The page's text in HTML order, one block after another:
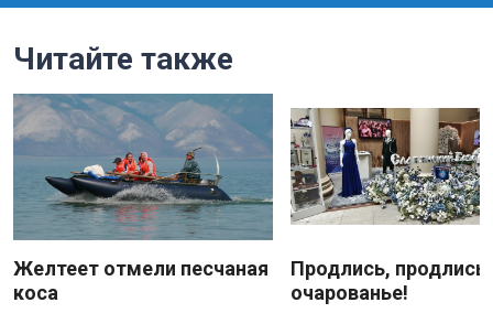
Читайте также
Желтеет отмели песчаная
коса
Продлись, продлись
очарованье!